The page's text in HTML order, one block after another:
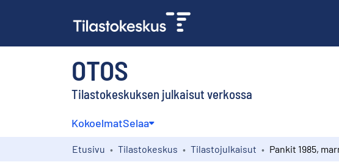
OTOS
Tilastokeskuksen julkaisut verkossa
KokoelmatSelaa
Etusivu Tilastokeskus Tilastojulkaisut